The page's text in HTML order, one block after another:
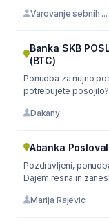
Varovanje sebnih ...
Banka SKB
(BTC)
Ponudba za nujno posojilo. Pozdravljeni, gospa/
potrebujete posojilo?
Dakany
Abanka
Pozdravljeni,
Dajem resna in
Marija Rajevic